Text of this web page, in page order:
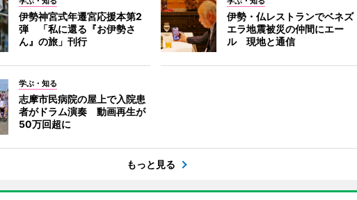
伊勢神宮式年遷宮応援本第2
弾 「私に還る『お伊勢さ
ん』の旅」刊行
伊勢・仏レストランでベネズ
エラ地震被災の仲間にエー
ル 現地と通信
学ぶ・知る
志摩市民病院の屋上で入院患
者がドラム演奏 動画再生が
50万回超に
もっと見る